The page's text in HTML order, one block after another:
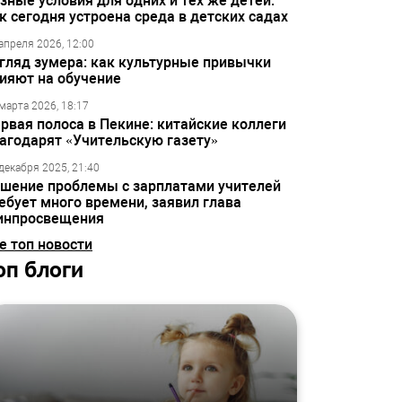
сегодня устроена среда в детских садах
2026, 12:00
зумера: как культурные привычки
на обучение
2026, 18:17
полоса в Пекине: китайские коллеги
«Учительскую газету»
2025, 21:40
проблемы с зарплатами учителей
много времени, заявил глава
топ новости
блоги